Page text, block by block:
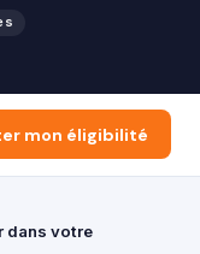
& Compte Formation
mon éligibilité
dans votre